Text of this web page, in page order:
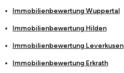
Immobilienbewertung Wuppertal
Immobilienbewertung Hilden
Immobilienbewertung Leverkusen
Immobilienbewertung Erkrath